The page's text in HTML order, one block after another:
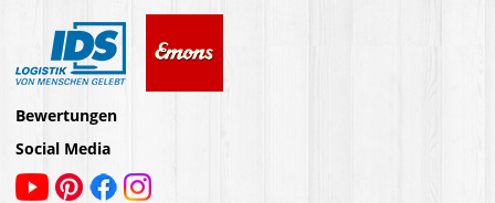
Bewertungen
Social Media